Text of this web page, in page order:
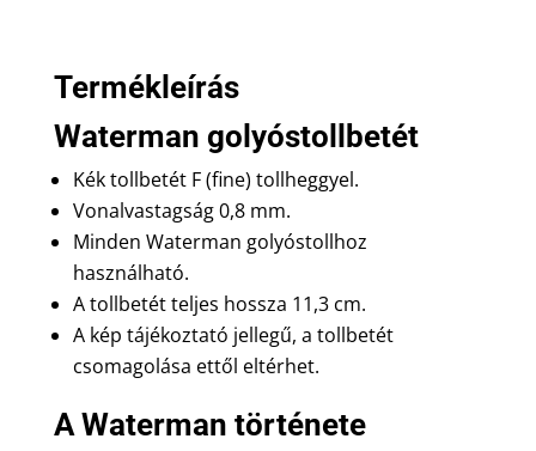
Termékleírás
Waterman golyóstollbetét
Kék tollbetét F (fine) tollheggyel.
Vonalvastagság 0,8 mm.
Minden Waterman golyóstollhoz
használható.
A tollbetét teljes hossza 11,3 cm.
A kép tájékoztató jellegű, a tollbetét
csomagolása ettől eltérhet.
A Waterman története